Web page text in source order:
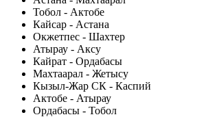
Тобол - Актобе
Кайсар - Астана
Окжетпес - Шахтер
Атырау - Аксу
Кайрат - Ордабасы
Махтаарал - Жетысу
Кызыл-Жар СК - Каспий
Актобе - Атырау
Ордабасы - Тобол